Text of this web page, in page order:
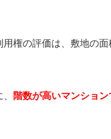
権の評価は、敷地の
階数が高いマンショ